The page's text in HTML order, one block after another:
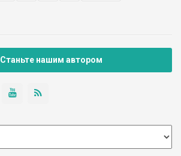
Станьте нашим автором